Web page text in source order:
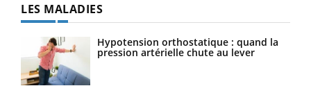
LES MALADIES
Hypotension orthostatique : quand la
pression artérielle chute au lever